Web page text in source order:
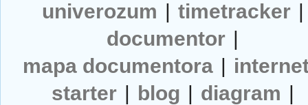
univerozum | timetracker |
documentor |
mapa documentora |
starter | blog | diagram |